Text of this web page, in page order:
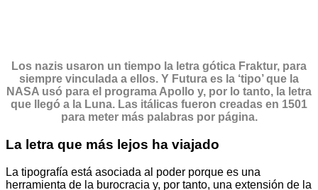
Los nazis usaron un tiempo la letra gótica Fraktur, para
siempre vinculada a ellos. Y Futura es la ‘tipo’ que la
NASA usó para el programa Apollo y, por lo tanto, la letra
que llegó a la Luna. Las itálicas fueron creadas en 1501
para meter más palabras por página.
La letra que más lejos ha viajado
La tipografía está asociada al poder porque es una
herramienta de la burocracia y, por tanto, una extensión de la